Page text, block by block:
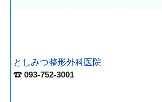
としみつ整形外科医院
093-752-3001